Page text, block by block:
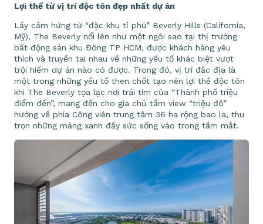
Lợi thế từ vị trí độc tôn đẹp nhất dự án
Lấy cảm hứng từ “đặc khu tỉ phú” Beverly Hills (California,
Mỹ), The Beverly nổi lên như một ngôi sao tại thị trường
bất động sản khu Đông TP HCM, được khách hàng yêu
thích và truyền tai nhau về những yếu tố khác biệt vượt
trội hiếm dự án nào có được. Trong đó, vị trí đắc địa là
một trong những yếu tố then chốt tạo nên lợi thế độc tôn
khi The Beverly tọa lạc nơi trái tim của “Thành phố triệu
điểm đến”, mang đến cho gia chủ tầm view “triệu đô”
hướng về phía Công viên trung tâm 36 ha rộng bao la, thu
trọn những mảng xanh đầy sức sống vào trong tầm mắt.